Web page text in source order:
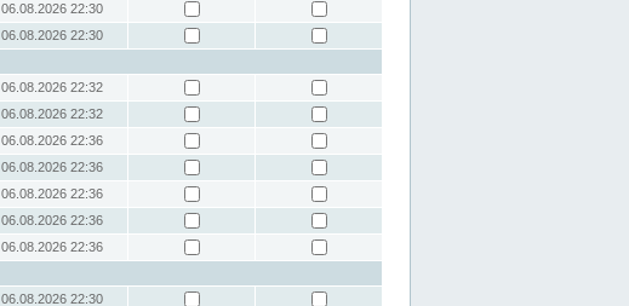
06.08.2026 22:30
06.08.2026 22:30
06.08.2026 22:32
06.08.2026 22:32
06.08.2026 22:36
06.08.2026 22:36
06.08.2026 22:36
06.08.2026 22:36
06.08.2026 22:36
06.08.2026 22:30